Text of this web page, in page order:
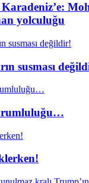
yolculuğu
susması